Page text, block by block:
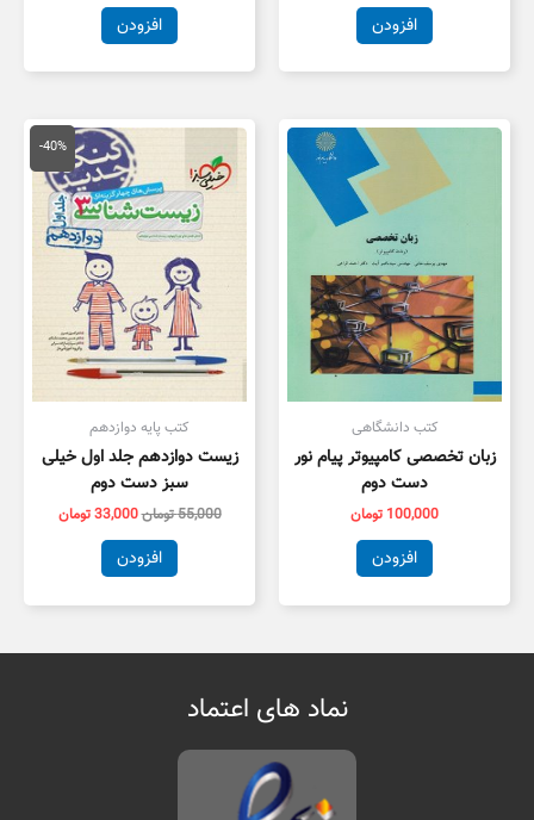
افزودن افزودن
کتب دانشگاهی
زبان تخصصی کامپیوتر پیام نور
دست دوم
100,000 تومان
افزودن
-40%
کتب پایه دوازدهم
زیست دوازدهم جلد اول خیلی
سبز دست دوم
55,000تومان
قیمت
اصلی
55,000 تومان
بود.
33,000تومان
قیمت
فعلی
است.
افزودن
نماد های اعتماد